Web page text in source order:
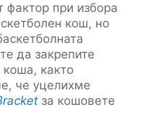
при избора
кош, но
да закрепите
коша, както
че уцелихме
за кошовете